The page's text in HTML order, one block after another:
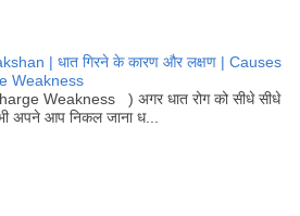
| धात गिरने के कारण और लक्षण | Causes
Weakness
Weakness ) अगर धात रोग को सीधे सीधे
अपने आप निकल जाना ध...